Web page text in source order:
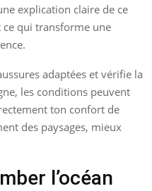
explication claire de ce
ce qui transforme une
adaptées et vérifie la
les conditions peuvent
ton confort de
des paysages, mieux
l’océan